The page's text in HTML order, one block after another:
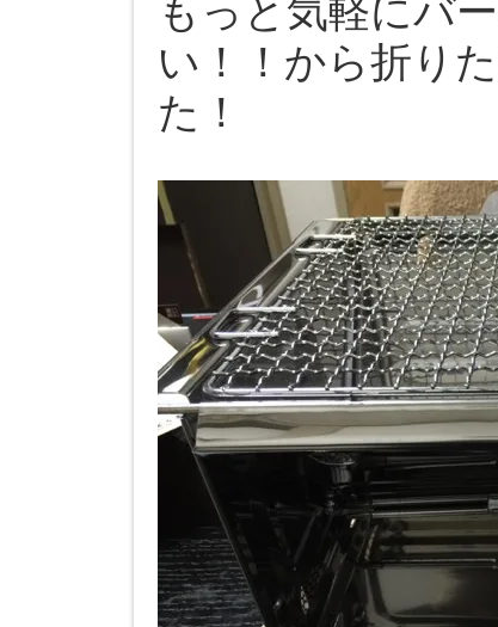
もっと気軽にバ
い！！から折り
た！